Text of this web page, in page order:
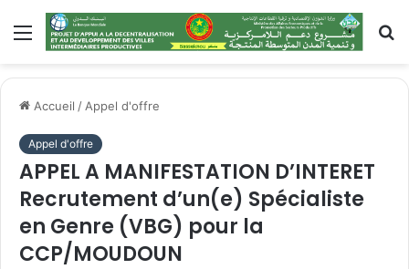
Menu
Accueil / Appel d'offre
Appel d'offre
APPEL A MANIFESTATION D’INTERET
Recrutement d’un(e) Spécialiste
en Genre (VBG) pour la
CCP/MOUDOUN